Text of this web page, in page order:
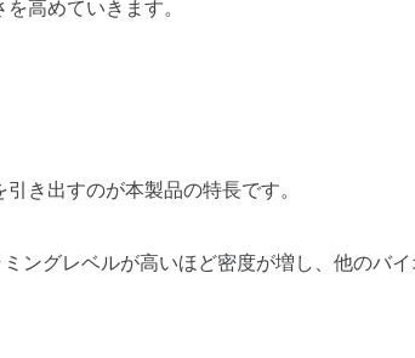
高めていきます。
き出すのが本製品の特長です。
ングレベルが高いほど密度が増し、他のバ